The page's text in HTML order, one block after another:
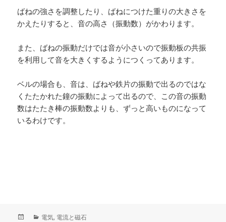
ばねの強さを調整したり、ばねにつけた重りの大きさを
かえたりすると、音の高さ（振動数）がかわります。
また、ばねの振動だけでは音が小さいので振動板の共振
を利用して音を大きくするようにつくってあります。
ベルの場合も、音は、ばねや鉄片の振動で出るのではな
くたたかれた鐘の振動によって出るので、この音の振動
数はたたき棒の振動数よりも、ずっと高いものになって
いるわけです。
カ
電気, 電流と磁石